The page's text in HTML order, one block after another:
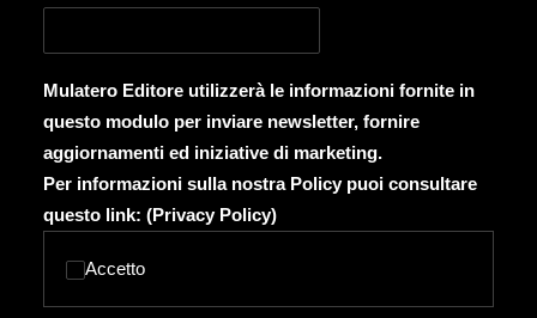
Mulatero Editore utilizzerà le informazioni fornite in
questo modulo per inviare newsletter, fornire
aggiornamenti ed iniziative di marketing.
Per informazioni sulla nostra Policy puoi consultare
questo link: (Privacy Policy)
Accetto